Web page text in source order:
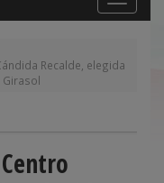
navigation
Recalde, elegida
Girasol